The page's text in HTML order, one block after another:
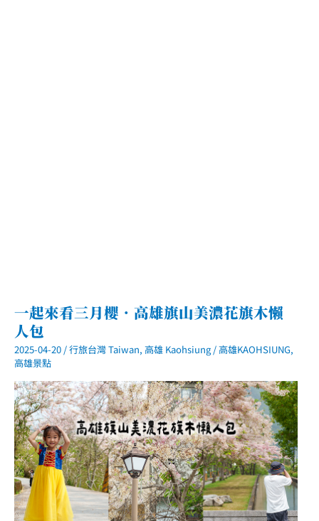
一起來看三月櫻．高雄旗山美濃花旗木懶
人包
2025-04-20 /行旅台灣 Taiwan, 高雄 Kaohsiung /高雄KAOHSIUNG,
高雄景點